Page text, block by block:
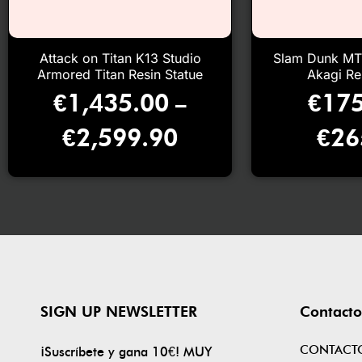
Attack on Titan K13 Studio
Armored Titan Resin Statue
€1,435.00 –
€2,599.90
Slam Dunk
Akagi
€
€
SIGN UP NEWSLETTER
¡Suscríbete y gana 10€! MUY
Contacto